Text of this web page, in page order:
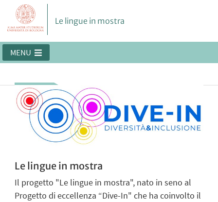
Le lingue in mostra
MENU
Le lingue in mostra
Il progetto "Le lingue in mostra", nato in seno al
Progetto di eccellenza “Dive-In" che ha coinvolto il